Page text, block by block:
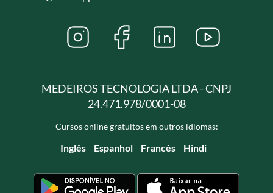
MEDEIROS TECNOLOGIA LTDA - CNPJ
24.471.978/0001-08
Cursos online gratuitos em outros idiomas:
Inglês Espanhol Francês Hindi